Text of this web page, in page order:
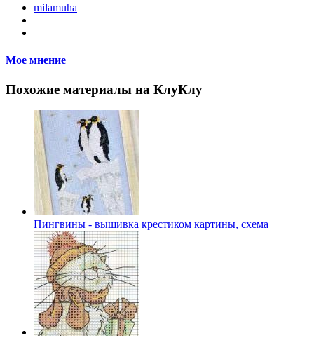
milamuha
Мое мнение
Похожие материалы на КлуКлу
Пингвины - вышивка крестиком картины, схема